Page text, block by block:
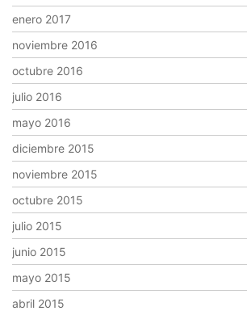
enero 2017
noviembre 2016
octubre 2016
julio 2016
mayo 2016
diciembre 2015
noviembre 2015
octubre 2015
julio 2015
junio 2015
mayo 2015
abril 2015